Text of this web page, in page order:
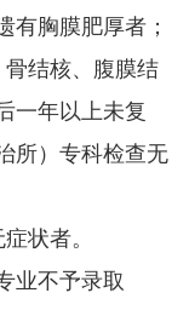
有胸膜肥厚者；
骨结核、腹膜结
一年以上未复
所）专科检查无
状者。
业不予录取